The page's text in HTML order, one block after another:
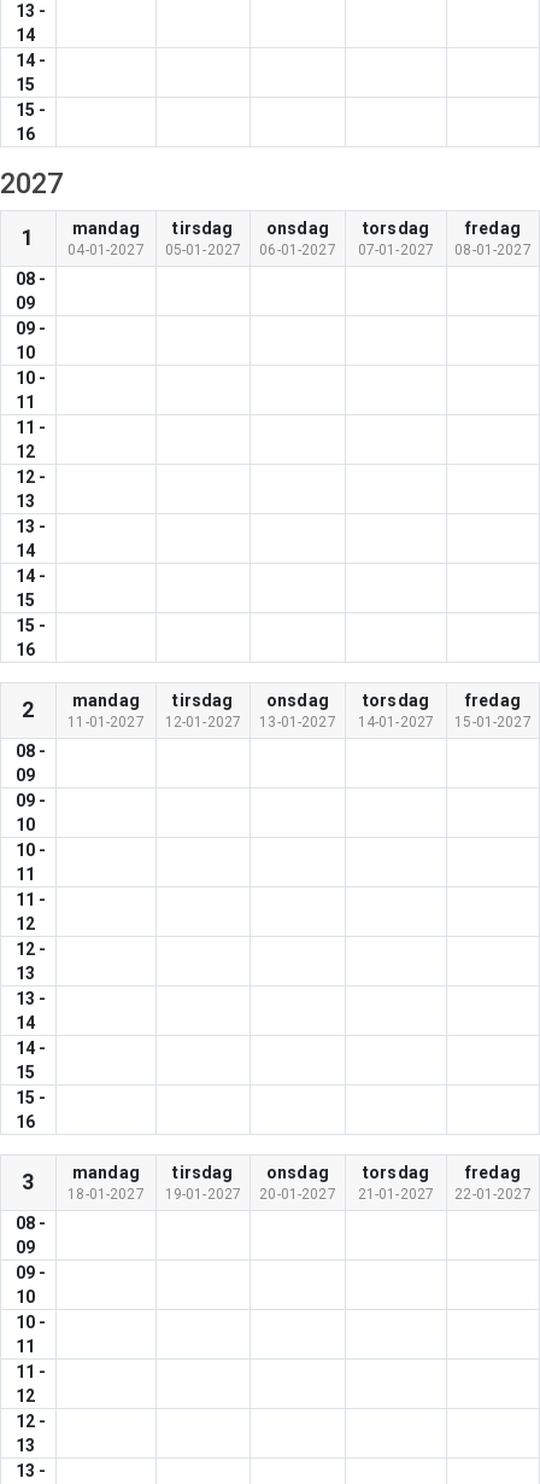
13 -
14
14 -
15
15 -
16
2027
1 mandag
04-01-2027
tirsdag
05-01-2027
onsdag
06-01-2027
torsdag
07-01-2027
fredag
08-01-2027
08 -
09
09 -
10
10 -
11
11 -
12
12 -
13
13 -
14
14 -
15
15 -
16
2 mandag
11-01-2027
tirsdag
12-01-2027
onsdag
13-01-2027
torsdag
14-01-2027
fredag
15-01-2027
08 -
09
09 -
10
10 -
11
11 -
12
12 -
13
13 -
14
14 -
15
15 -
16
3 mandag
18-01-2027
tirsdag
19-01-2027
onsdag
20-01-2027
torsdag
21-01-2027
fredag
22-01-2027
08 -
09
09 -
10
10 -
11
11 -
12
12 -
13
13 -